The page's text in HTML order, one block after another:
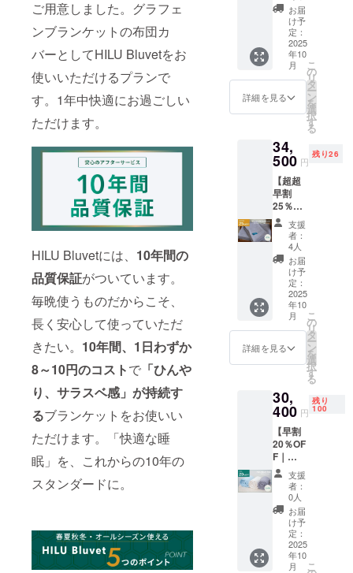
ご用意しました。グラフェ
ンブランケットの布団カ
バーとしてHILU Bluvetをお
使いいただけるプランで
す。1年中快適にお過ごしい
ただけます。
HILU Bluvetには、 10年間の
品質保証がついています。
毎晩使うものだからこそ、
長く安心して使っていただ
きたい。 10年間、1日わずか
8～10円のコストで 「ひんや
り、サラスベ感」が持続す
るブランケットをお使いい
ただけます。「快適な睡
眠」を、これからの10年の
スタンダードに。
なって
おりま
価格
76,000
円の
28％OF
F ※記載
の販売
価格に
つきま
国一律
送料込
みの価
格と
なって
おりま
す
2点
セット
セミダ
ブル】
・HILU
Bluvet
：1枚
（セミ
ダブ
ル） ・
バー：2
枚 色を
お選び
くださ
い。
色：ヘ
イズブ
ルー、
アッ
シュグ
レー、
アイボ
リー ※
一般販
売予定
価格
44,000
の販売
価格に
つきま
して
は、税
込・全
国一律
送料込
みの価
格と
なって
おりま
お届
け予
定：
2025
年10
月
詳細を見る
こ
の
リ
タ
ー
ン
を
選
択
す
る
34,
500 円
残り26
【超超
早割
25％OF
F｜
HILU
Bluvet
2点
セット
ダブ
ル】 ・
HILU
Bluvet
：1枚
（ダブ
ル） ・
枕カ
枚 色を
お選び
くださ
い。
色：ヘ
イズブ
ルー、
アッ
シュグ
レー、
アイボ
リー ※
一般販
売予定
支援
者：
4人
お届
け予
定：
2025
年10
月
詳細を見る
こ
の
リ
タ
ー
ン
を
選
択
す
る
30,
400 円
残り
100
【早割
20％OF
F｜
HILU
Bluvet
単品 シ
ング
ル】 ・
HILU
Bluvet
：1枚
色をお
支援
者：
0人
お届
け予
定：
2025
年10
月
こ